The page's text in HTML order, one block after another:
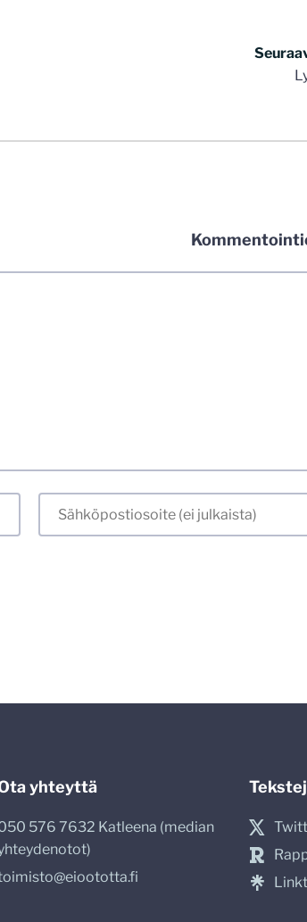
saa ilman muuta kritisoida.
kommentit, mainokset sekä tietenkin
yhteyttä
576 7632 Katleena (median